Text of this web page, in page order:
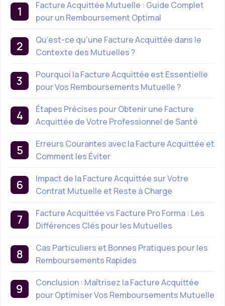
Facture Acquittée Mutuelle : Guide Complet
pour un Remboursement Optimal
Qu’est-ce qu’une Facture Acquittée dans le
Contexte des Mutuelles ?
Pourquoi la Facture Acquittée est Essentielle
pour Vos Remboursements Mutuelle ?
Étapes Précises pour Obtenir une Facture
Acquittée de Votre Professionnel de Santé
Erreurs Courantes avec la Facture Acquittée et
Comment les Éviter
Impact de la Facture Acquittée sur Votre
Contrat Mutuelle et Reste à Charge
Facture Acquittée vs Facture Pro Forma : Les
Différences Clés pour les Mutuelles
Cas Particuliers et Bonnes Pratiques pour les
Remboursements Rapides
Conclusion : Maîtrisez la Facture Acquittée
pour Optimiser Vos Remboursements Mutuelle